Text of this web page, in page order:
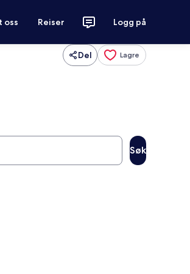
oss Reiser Logg på
Del Lagre
Søk